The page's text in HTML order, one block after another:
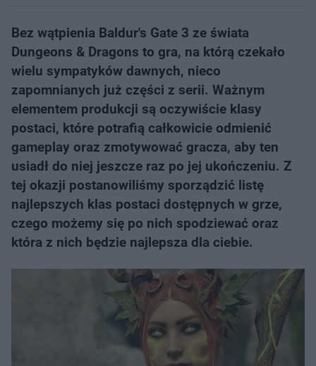
Bez wątpienia Baldur's Gate 3 ze świata
Dungeons & Dragons to gra, na którą czekało
wielu sympatyków dawnych, nieco
zapomnianych już części z serii. Ważnym
elementem produkcji są oczywiście klasy
postaci, które potrafią całkowicie odmienić
gameplay oraz zmotywować gracza, aby ten
usiadł do niej jeszcze raz po jej ukończeniu. Z
tej okazji postanowiliśmy sporządzić listę
najlepszych klas postaci dostępnych w grze,
czego możemy się po nich spodziewać oraz
która z nich będzie najlepsza dla ciebie.